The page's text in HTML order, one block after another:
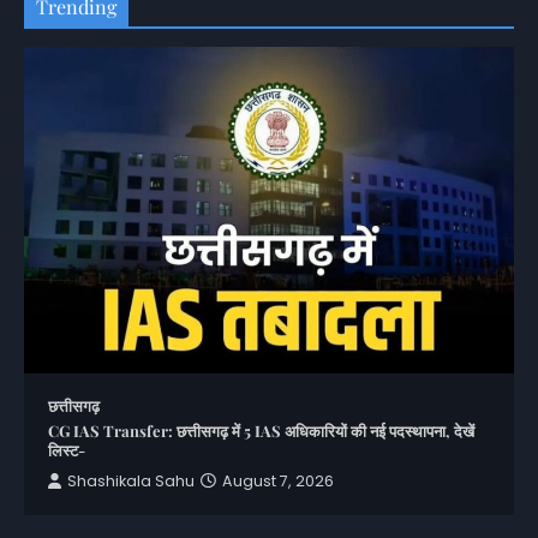
Trending
छत्तीसगढ़
CG IAS Transfer: छत्तीसगढ़ में 5 IAS अधिकारियों की नई पदस्थापना, देखें
लिस्ट-
Shashikala Sahu
August 7, 2026